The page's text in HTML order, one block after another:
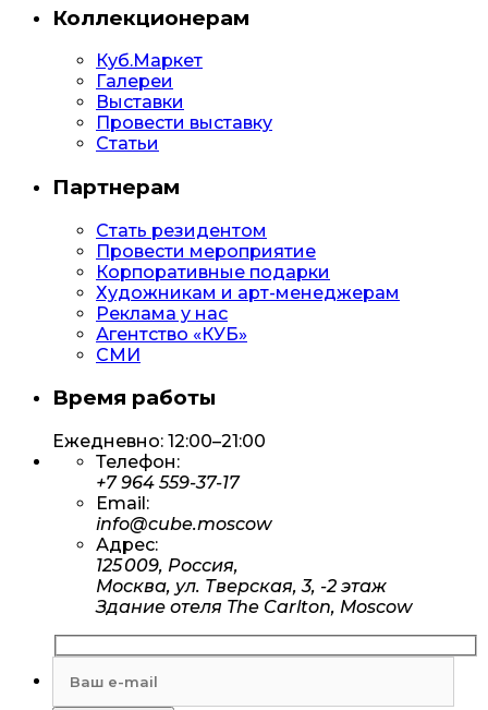
Коллекционерам
Куб.Маркет
Галереи
Выставки
Провести выставку
Статьи
Партнерам
Стать резидентом
Провести мероприятие
Корпоративные подарки
Художникам и арт-менеджерам
Реклама у нас
Агентство «КУБ»
СМИ
Время работы
Ежедневно: 12:00–21:00
Телефон:
+7 964 559-37-17
Email:
info@cube.moscow
Адрес:
125 009, Россия,
Москва, ул. Тверская, 3, -2 этаж
Здание отеля The Carlton, Moscow